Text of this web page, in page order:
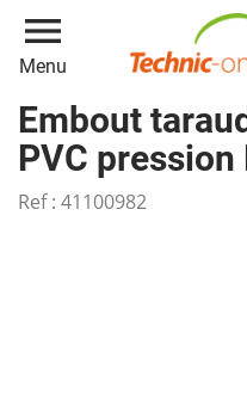
menu
Menu
Embout
PVC pression
Ref : 41100982